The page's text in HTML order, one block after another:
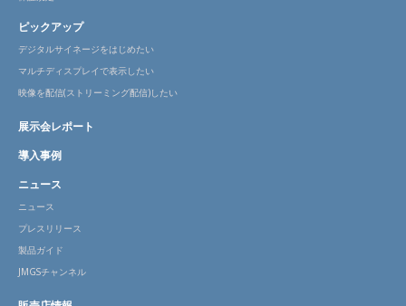
ピックアップ
デジタルサイネージをはじめたい
マルチディスプレイで表示したい
映像を配信(ストリーミング配信)したい
展示会レポート
導入事例
ニュース
ニュース
プレスリリース
製品ガイド
JMGSチャンネル